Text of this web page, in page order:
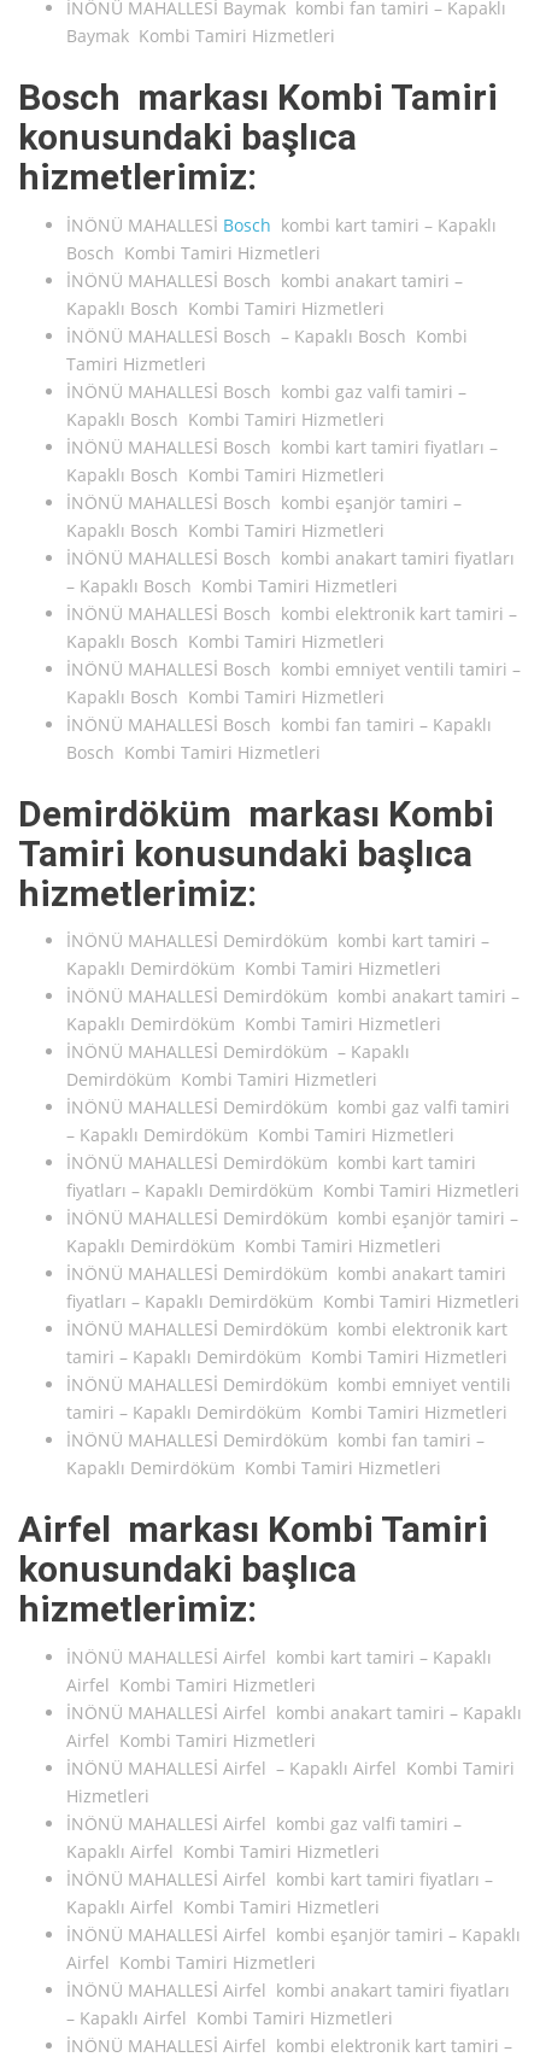
İNÖNÜ MAHALLESİ Baymak kombi fan tamiri – Kapaklı
Baymak Kombi Tamiri Hizmetleri
Bosch markası Kombi Tamiri
konusundaki başlıca
hizmetlerimiz:
İNÖNÜ MAHALLESİ Bosch kombi kart tamiri – Kapaklı
Bosch Kombi Tamiri Hizmetleri
İNÖNÜ MAHALLESİ Bosch kombi anakart tamiri –
Kapaklı Bosch Kombi Tamiri Hizmetleri
İNÖNÜ MAHALLESİ Bosch – Kapaklı Bosch Kombi
Tamiri Hizmetleri
İNÖNÜ MAHALLESİ Bosch kombi gaz valfi tamiri –
Kapaklı Bosch Kombi Tamiri Hizmetleri
İNÖNÜ MAHALLESİ Bosch kombi kart tamiri fiyatları –
Kapaklı Bosch Kombi Tamiri Hizmetleri
İNÖNÜ MAHALLESİ Bosch kombi eşanjör tamiri –
Kapaklı Bosch Kombi Tamiri Hizmetleri
İNÖNÜ MAHALLESİ Bosch kombi anakart tamiri fiyatları
– Kapaklı Bosch Kombi Tamiri Hizmetleri
İNÖNÜ MAHALLESİ Bosch kombi elektronik kart tamiri –
Kapaklı Bosch Kombi Tamiri Hizmetleri
İNÖNÜ MAHALLESİ Bosch kombi emniyet ventili tamiri –
Kapaklı Bosch Kombi Tamiri Hizmetleri
İNÖNÜ MAHALLESİ Bosch kombi fan tamiri – Kapaklı
Bosch Kombi Tamiri Hizmetleri
Demirdöküm markası Kombi
Tamiri konusundaki başlıca
hizmetlerimiz:
İNÖNÜ MAHALLESİ Demirdöküm kombi kart tamiri –
Kapaklı Demirdöküm Kombi Tamiri Hizmetleri
İNÖNÜ MAHALLESİ Demirdöküm kombi anakart tamiri –
Kapaklı Demirdöküm Kombi Tamiri Hizmetleri
İNÖNÜ MAHALLESİ Demirdöküm – Kapaklı
Demirdöküm Kombi Tamiri Hizmetleri
İNÖNÜ MAHALLESİ Demirdöküm kombi gaz valfi tamiri
– Kapaklı Demirdöküm Kombi Tamiri Hizmetleri
İNÖNÜ MAHALLESİ Demirdöküm kombi kart tamiri
fiyatları – Kapaklı Demirdöküm Kombi Tamiri Hizmetleri
İNÖNÜ MAHALLESİ Demirdöküm kombi eşanjör tamiri –
Kapaklı Demirdöküm Kombi Tamiri Hizmetleri
İNÖNÜ MAHALLESİ Demirdöküm kombi anakart tamiri
fiyatları – Kapaklı Demirdöküm Kombi Tamiri Hizmetleri
İNÖNÜ MAHALLESİ Demirdöküm kombi elektronik kart
tamiri – Kapaklı Demirdöküm Kombi Tamiri Hizmetleri
İNÖNÜ MAHALLESİ Demirdöküm kombi emniyet ventili
tamiri – Kapaklı Demirdöküm Kombi Tamiri Hizmetleri
İNÖNÜ MAHALLESİ Demirdöküm kombi fan tamiri –
Kapaklı Demirdöküm Kombi Tamiri Hizmetleri
Airfel markası Kombi Tamiri
konusundaki başlıca
hizmetlerimiz:
İNÖNÜ MAHALLESİ Airfel kombi kart tamiri – Kapaklı
Airfel Kombi Tamiri Hizmetleri
İNÖNÜ MAHALLESİ Airfel kombi anakart tamiri – Kapaklı
Airfel Kombi Tamiri Hizmetleri
İNÖNÜ MAHALLESİ Airfel – Kapaklı Airfel Kombi Tamiri
Hizmetleri
İNÖNÜ MAHALLESİ Airfel kombi gaz valfi tamiri –
Kapaklı Airfel Kombi Tamiri Hizmetleri
İNÖNÜ MAHALLESİ Airfel kombi kart tamiri fiyatları –
Kapaklı Airfel Kombi Tamiri Hizmetleri
İNÖNÜ MAHALLESİ Airfel kombi eşanjör tamiri – Kapaklı
Airfel Kombi Tamiri Hizmetleri
İNÖNÜ MAHALLESİ Airfel kombi anakart tamiri fiyatları
– Kapaklı Airfel Kombi Tamiri Hizmetleri
İNÖNÜ MAHALLESİ Airfel kombi elektronik kart tamiri –